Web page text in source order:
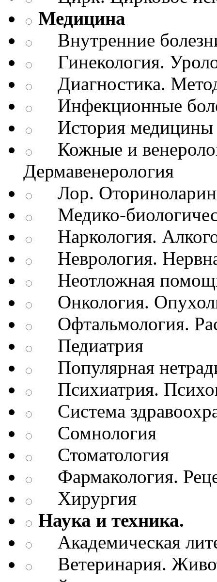
Медицина
Внутренние
Гинекология.
Диагностика.
Инфекционные
История медицины
Кожные и
Дермавенерология
Лор.
Медико-
Наркология.
Неврология.
Неотложная
Онкология.
Офтальмология.
Педиатрия
Популярная
Психиатрия.
Система
Сомнология
Стоматология
Фармакология.
Хирургия
Наука и техника.
Академическая
Ветеринария.